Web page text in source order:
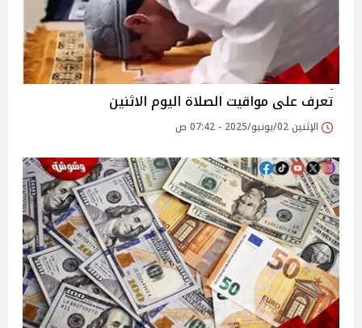
تعرف على مواقيت الصلاة اليوم الاثنين
الإثنين 02/يونيو/2025 - 07:42 ص